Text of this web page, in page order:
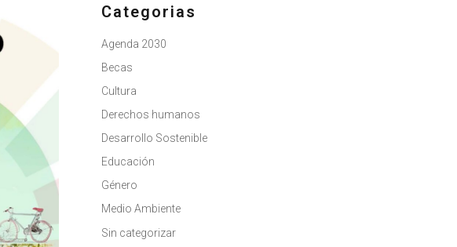
Categorias
Agenda 2030
Becas
Cultura
Derechos humanos
Desarrollo Sostenible
Educación
Género
Medio Ambiente
Sin categorizar